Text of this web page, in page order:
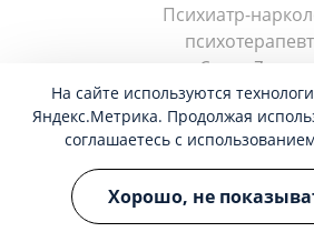
Психиатр-
психотерапевт
Стаж 7 лет
ЗАПИСАТЬСЯ
Отзывы о
На сайте используются
Яндекс.Метрика. Продолжая
соглашаетесь с использованием
Хорошо, не